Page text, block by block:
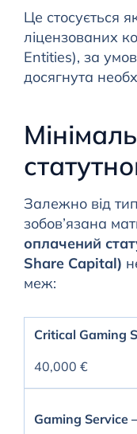
Це стосується
ліцензованих
Entities), за
досягнута
Залежно від
зобов’язана
оплачений
Share Capital)
меж:
Critical Gaming
40,000 €
Gaming Service